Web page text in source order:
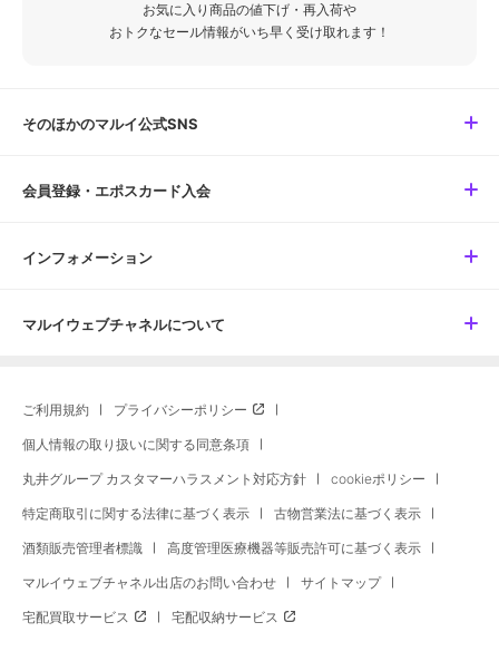
お気に入り商品の値下げ・再入荷や
おトクなセール情報がいち早く受け取れます！
そのほかのマルイ公式SNS
会員登録・エポスカード入会
インフォメーション
マルイウェブチャネルについて
ご利用規約 プライバシーポリシー
個人情報の取り扱いに関する同意条項
丸井グループ カスタマーハラスメント対応方針 cookieポリシー
特定商取引に関する法律に基づく表示 古物営業法に基づく表示
酒類販売管理者標識 高度管理医療機器等販売許可に基づく表示
マルイウェブチャネル出店のお問い合わせ サイトマップ
宅配買取サービス 宅配収納サービス